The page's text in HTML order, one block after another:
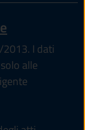
I dati
alle